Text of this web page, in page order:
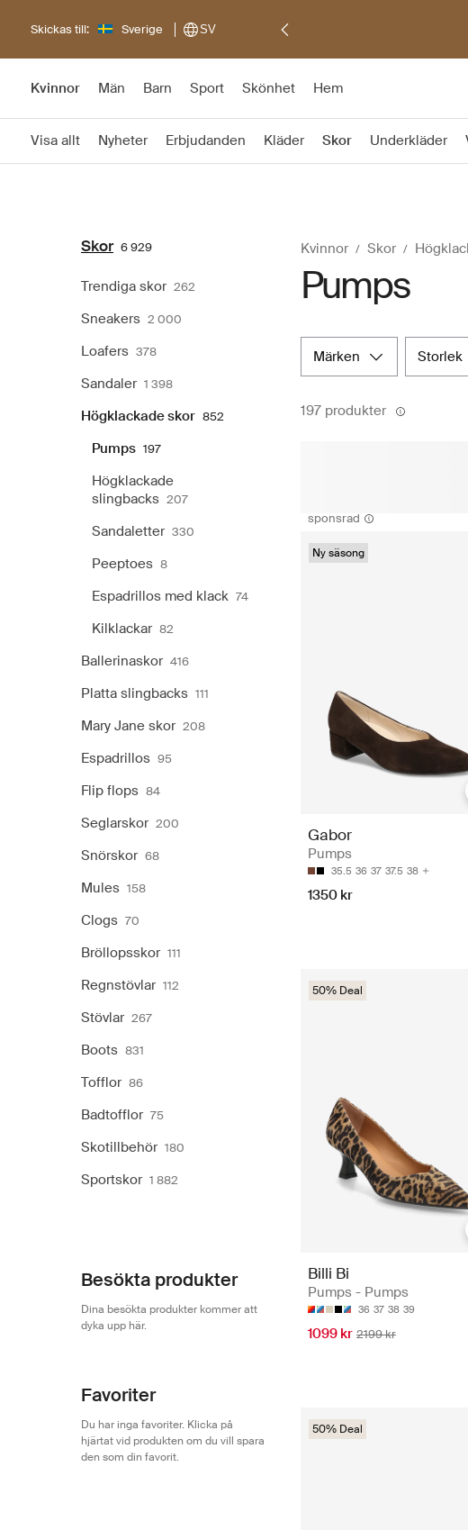
Skickas till: Sverige SV
Kvinnor Män Barn Sport Skönhet Hem
Visa allt Nyheter Erbjudanden Kläder Skor Underkläder
Skor 6 929
Trendiga skor 262
Sneakers 2 000
Loafers 378
Sandaler 1 398
Högklackade skor 852
Pumps 197
Högklackade
slingbacks 207
Sandaletter 330
Peeptoes 8
Espadrillos med klack 74
Kilklackar 82
Ballerinaskor 416
Platta slingbacks 111
Mary Jane skor 208
Espadrillos 95
Flip flops 84
Seglarskor 200
Snörskor 68
Mules 158
Clogs 70
Bröllopsskor 111
Regnstövlar 112
Stövlar 267
Boots 831
Tofflor 86
Badtofflor 75
Skotillbehör 180
Sportskor 1 882
Besökta produkter
Dina besökta produkter kommer att
dyka upp här.
Favoriter
Du har inga favoriter. Klicka på
hjärtat vid produkten om du vill spara
den som din favorit.
Kvinnor Skor
Pumps
märken storlek
197 produkter
sponsrad
Ny säsong
Gabor
Pumps
35.5 36 37 37.5 38
1350 kr
50% Deal
Billi Bi
Pumps - Pumps
36 37 38 39
1099 kr 2199 kr
50% Deal